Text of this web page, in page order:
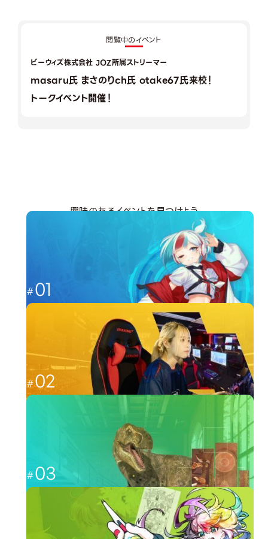
閲覧中のイベント
ビーウィズ株式会社 JOZ所属ストリーマー
masaru氏 まさのりch氏 otake67氏来校！
トークイベント開催！
興味のあるイベントを見つけよう
分野から探す
01
これからのゲーム業界を担う人材へ
02
福岡から世界最強を目指す
03
CGと映像を駆使して、人々を魅了する